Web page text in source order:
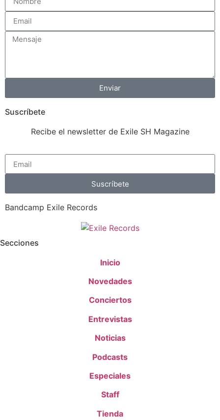
Enviar
Suscríbete
Recibe el newsletter de Exile SH Magazine
Suscríbete
Bandcamp Exile Records
Secciones
Inicio
Novedades
Conciertos
Entrevistas
Noticias
Podcasts
Especiales
Staff
Tienda